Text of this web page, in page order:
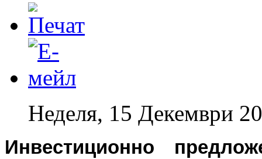
Неделя, 15 Декември
Инвестиционно